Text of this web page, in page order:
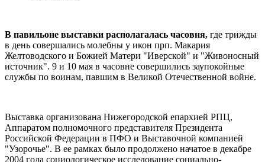
В павильоне выставки располагалась часовня, где трижды
в день совершались молебны у икон прп. Макария
Желтоводского и Божией Матери "Иверской" и "Живоносный
источник". 9 и 10 мая в часовне совершились заупокойные
службы по воинам, павшим в Великой Отечественной войне.
Выставка организована Нижегородской епархией РПЦ,
Аппаратом полномочного представителя Президента
Российской Федерации в ПФО и Выставочной компанией
"Узорочье". В ее рамках было продолжено начатое в декабре
2004 года социологическое исследование социально-